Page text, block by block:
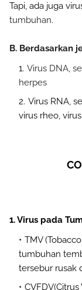
Tapi, ada juga
tumbuhan.
B. Berdasarkan
Virus DNA,
herpes
Virus RNA,
virus rheo,
1. Virus pada
TMV
tumbuhan
tersebur rusak